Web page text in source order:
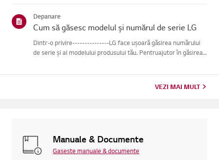
Depanare
Cum să găsesc modelul și numărul de serie LG
Dintr-o privire---------------LG face ușoară găsirea numărului
de serie și al modelului produsului tău. Pentruajutor în găsirea
VEZI MAI MULT
Manuale & Documente
Gaseste manuale & documente